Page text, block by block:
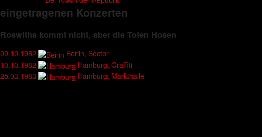
eingetragenen Konzerten
Roswitha kommt nicht, aber die Toten Hosen
09.10.1982
Berlin, Sector
10.10.1982
Hamburg, Graffiti
25.03.1983
Hamburg, Markthalle